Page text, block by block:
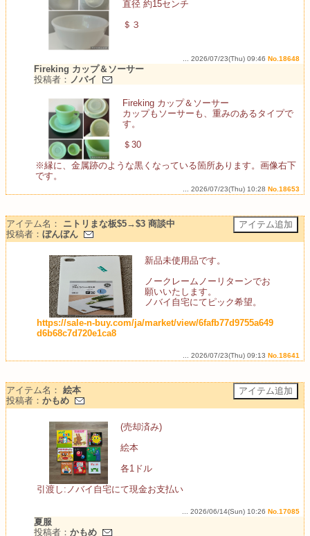
直径 約15センチ
＄３
... 2026/07/23(Thu) 09:46 No.18648
Fireking カップ＆ソーサー
投稿者： ノバイ
Fireking カップ＆ソーサー
カップもソーサーも、重みのあるタイプで
す。
＄30
※縁に、金属跡のような黒くなっている箇所あります。画像右下
です。
... 2026/07/23(Thu) 10:28 No.18653
アイテム名： ニトリまな板$5→$3 商談中
投稿者： ぼんぼん
新品未使用品です。
ノークレームノーリターンでお
願いいたします。
ノバイ自宅にてピック希望。
https://sale-n-buy.com/ja/market/view/6fafb77d9755a649
d6b68c7d720e1ca8
... 2026/07/23(Thu) 09:13 No.18641
アイテム名： 絵本
投稿者： かもめ
(売却済み)
絵本
各1ドル
引渡し:ノバイ自宅にて現金お支払い
... 2026/06/14(Sun) 10:26 No.17085
夏服
投稿者： かもめ